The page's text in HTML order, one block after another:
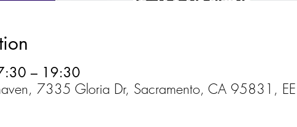
– 19:30
7335 Gloria Dr, Sacramento, CA 95831,